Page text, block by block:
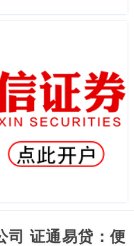
司 证通易贷：便